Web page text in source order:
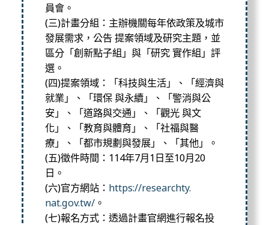
員會。
(三)計畫分組：主辦機關每年依政策及城市
發展需求，公告 提案領域及研究主題，並
區分「創新點子組」與「研究 實作組」評
選。
(四)提案領域：「科技與生活」、「經濟與
就業」、「環保 與永續」、「警消與公
安」、「道路與交通」、「觀光 與文
化」、「教育與體育」、「社福與醫
療」、「都市規劃與發展」
、「其他」。
(五)徵件時間：114年7月1日至10月20
日。
(六)官方網站： https://researchty.
nat.gov.tw/。
(七)報名方式：透過計畫官網進行報名投